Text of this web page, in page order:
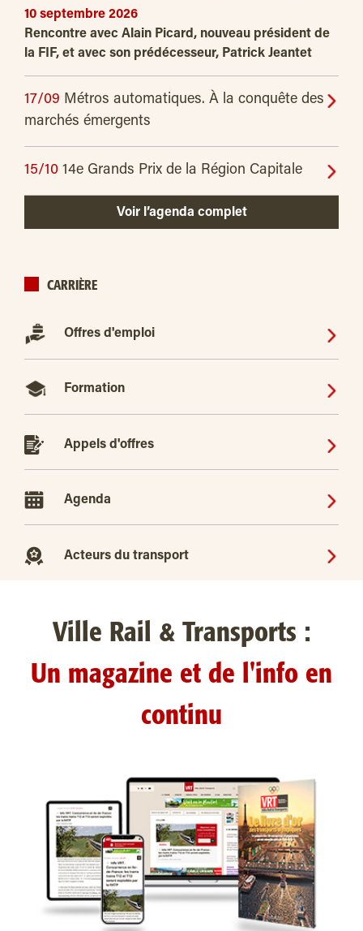
10 septembre 2026
Rencontre avec Alain Picard, nouveau président de
la FIF, et avec son prédécesseur, Patrick Jeantet
17/09 Métros automatiques. À la conquête des
marchés émergents
15/10 14e Grands Prix de la Région Capitale
Voir l’agenda complet
CARRIÈRE
Offres d'emploi
Formation
Appels d'offres
Agenda
Acteurs du transport
Ville Rail & Transports :
Un magazine et de l'info en
continu